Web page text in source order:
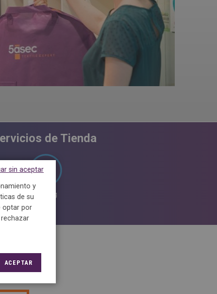
Ultrablanco
de Tienda
Parking
y
de su
optar por
ACEPTAR
sin aceptar